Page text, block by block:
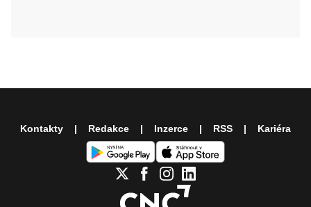
Kontakty Redakce Inzerce RSS Kariéra